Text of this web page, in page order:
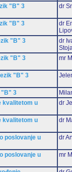
"B" 3 dr
"B" 3
dr
"B" 3
dr
"B" 3 mr
"B" 3
"B" 3
kvalitetom u
dr
kvalitetom u
dr
poslovanje u
dr
poslovanje u
mr